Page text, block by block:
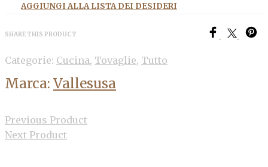
AGGIUNGI ALLA LISTA DEI DESIDERI
SHARE THIS PRODUCT
Categorie: Cucina, Tovaglie, Tutto
Marca: Vallesusa
Previous Product
Next Product